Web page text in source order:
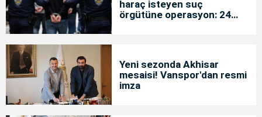
haraç isteyen suç
örgütüne operasyon: 24
Yeni sezonda Akhisar
mesaisi! Vanspor'dan resmi
imza